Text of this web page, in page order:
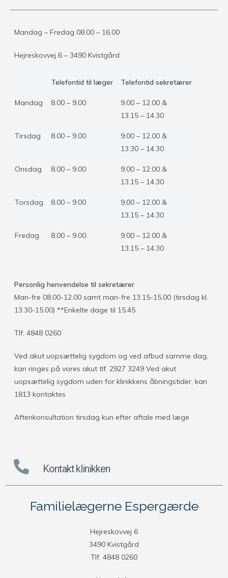
Mandag – Fredag 08.00 – 16.00
Hejreskovvej 6 – 3490 Kvistgård
Telefontid til læger Telefontid sekretærer
Mandag 8.00 – 9.00
9.00 – 12.00 &
13.15 – 14.30
Tirsdag 8.00 – 9.00
9.00 – 12.00 &
13.30 – 14.30
Onsdag 8.00 – 9.00
9.00 – 12.00 &
13.15 – 14.30
Torsdag 8.00 – 9.00
9.00 – 12.00 &
13.15 – 14.30
Fredag 8.00 – 9.00
9.00 – 12.00 &
13.15 – 14.30
Personlig henvendelse til sekretærer
Man-fre 08.00-12.00 samt man-fre 13.15-15.00 (tirsdag kl.
13.30-15.00) **Enkelte dage til 15.45
Tlf. 4848 0260
Ved akut uopsættelig sygdom og ved afbud samme dag,
kan ringes på vores akut tlf. 2927 3249 Ved akut
uopsættelig sygdom uden for klinikkens åbningstider, kan
1813 kontaktes
Aftenkonsultation tirsdag kun efter aftale med læge
Kontakt klinikken
Familielægerne Espergærde
Hejreskovvej 6
3490 Kvistgård
Tlf. 4848 0260